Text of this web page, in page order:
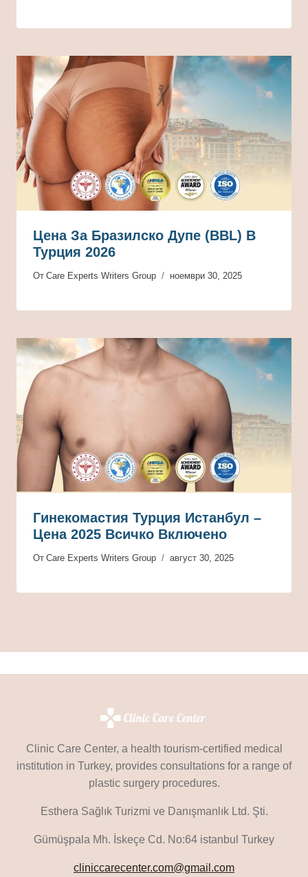
Цена За Бразилско Дупе (BBL) В
Турция 2026
От Care Experts Writers Group ноември 30, 2025
Гинекомастия Турция Истанбул –
Цена 2025 Всичко Включено
От Care Experts Writers Group август 30, 2025
Clinic Care Center, a health tourism-certified medical
institution in Turkey, provides consultations for a range of
plastic surgery procedures.
Esthera Sağlık Turizmi ve Danışmanlık Ltd. Şti.
Gümüşpala Mh. İskeçe Cd. No:64 istanbul Turkey
cliniccarecenter.com@gmail.com